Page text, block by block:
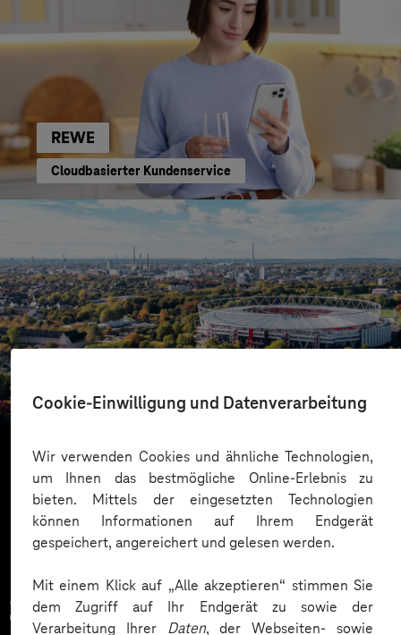
Cookie-Einwilligung und Datenverarbeitung
Wir verwenden Cookies und ähnliche Technologien,
um Ihnen das bestmögliche Online-Erlebnis zu
bieten. Mittels der eingesetzten Technologien
können Informationen auf Ihrem Endgerät
gespeichert, angereichert und gelesen werden.
Mit einem Klick auf „Alle akzeptieren“ stimmen Sie
dem Zugriff auf Ihr Endgerät zu sowie der
Verarbeitung Ihrer Daten, der Webseiten- sowie
REWE
Cloudbasierter Kundenservice
Mit Dataverse zum Daten-Champion
Mehr laden
Zahlreiche Unternehmen